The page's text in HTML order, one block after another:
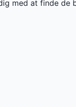
med at finde de